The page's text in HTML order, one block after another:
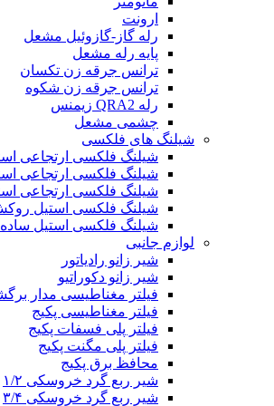
ارونت
رله گاز-گازوئیل مشعل
پایه رله مشعل
ترانس جرقه زن تکسان
ترانس جرقه زن شکوه
رله QRA2 زیمنس
چشمی مشعل
شیلنگ های فلکسی
شیلنگ فلکسی ارتجاعی
شیلنگ فلکسی ارتجاعی
شیلنگ فلکسی ارتجاعی
شیلنگ فلکسی استیل
شیلنگ فلکسی استیل ساده
لوازم جانبی
شیر زانو رادیاتور
شیر زانو دکوراتیو
فیلتر مغناطیسی مدار
فیلتر مغناطیسی پکیج
فیلتر پلی فسفات پکیج
فیلتر پلی مگنت پکیج
محافظ برق پکیج
شیر ربع گرد خروسکی ۱/۲
شیر ربع گرد خروسکی ۳/۴